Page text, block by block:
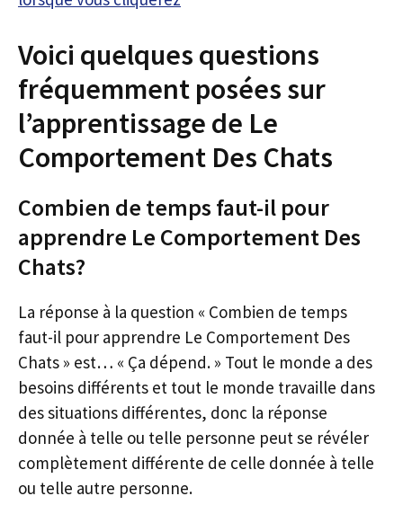
Voici quelques questions
fréquemment posées sur
l’apprentissage de Le
Comportement Des Chats
Combien de temps faut-il pour
apprendre Le Comportement Des
Chats?
La réponse à la question « Combien de temps
faut-il pour apprendre Le Comportement Des
Chats » est… « Ça dépend. » Tout le monde a des
besoins différents et tout le monde travaille dans
des situations différentes, donc la réponse
donnée à telle ou telle personne peut se révéler
complètement différente de celle donnée à telle
ou telle autre personne.